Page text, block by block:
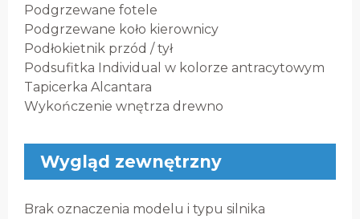
Podgrzewane fotele
Podgrzewane koło kierownicy
Podłokietnik przód / tył
Podsufitka Individual w kolorze antracytowym
Tapicerka Alcantara
Wykończenie wnętrza drewno
Wygląd zewnętrzny
Brak oznaczenia modelu i typu silnika